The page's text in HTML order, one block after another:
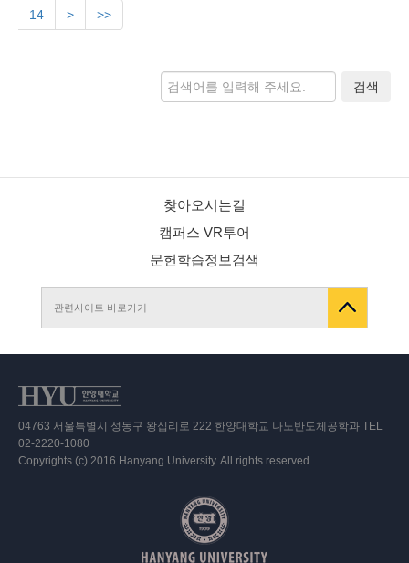
14 > >>
검색
찾아오시는길
캠퍼스 VR투어
문헌학습정보검색
04763 서울특별시 성동구 왕십리로 222 한양대학교 나노반도체공학과 TEL
02-2220-1080
Copyrights (c) 2016 Hanyang University. All rights reserved.
관련사이트 바로가기